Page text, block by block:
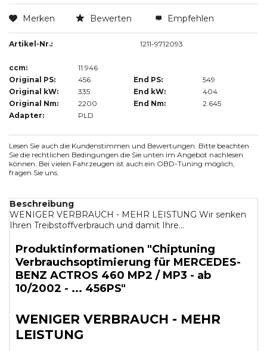
Merken Bewerten Empfehlen
Artikel-Nr.: 1211-9712093
ccm:
11.946
Original PS:
456 End PS:
549
Original kW:
335 End kW:
404
Original Nm:
2200 End Nm:
2.645
Adapter:
PLD
Lesen Sie auch die Kundenstimmen und Bewertungen. Bitte beachten
Sie die rechtlichen Bedingungen die Sie unten im Angebot nachlesen
können. Bei vielen Fahrzeugen ist auch ein OBD-Tuning möglich,
fragen Sie uns.
Beschreibung
WENIGER VERBRAUCH - MEHR LEISTUNG Wir senken
Ihren Treibstoffverbrauch und damit Ihre...
Produktinformationen "Chiptuning
Verbrauchsoptimierung für MERCEDES-
BENZ ACTROS 460 MP2 / MP3 - ab
10/2002 - ... 456PS"
WENIGER VERBRAUCH - MEHR
LEISTUNG